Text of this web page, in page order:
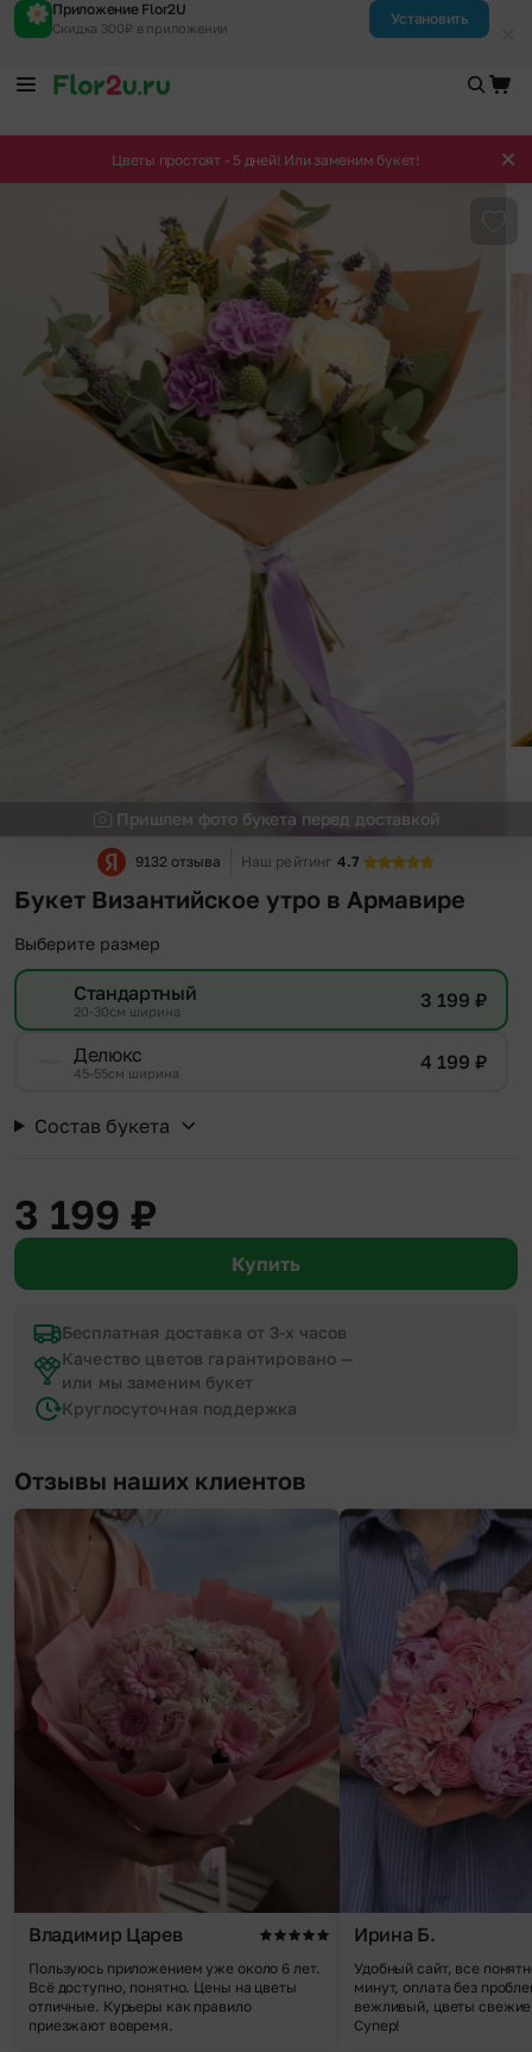
Приложение Flor2U
Скидка 300₽ в приложении
Установить
Цветы простоят - 5 дней! Или заменим букет!
Пришлем фото букета перед доставкой
9132 отзыва Наш рейтинг 4.7
Букет Византийское утро в Армавире
Выберите размер
Стандартный
20-30см ширина 3 199 ₽
Делюкс
45-55см ширина 4 199 ₽
Состав букета
3 199 ₽
Купить
Бесплатная доставка от 3-х часов
Качество цветов гарантировано —
или мы заменим букет
Круглосуточная поддержка
Отзывы наших клиентов
Владимир Царев
Пользуюсь приложением уже около 6 лет.
Всё доступно, понятно. Цены на цветы
отличные. Курьеры как правило
приезжают вовремя.
Ирина Б.
Удобный сайт, все
минут, оплата без
вежливый, цветы
Супер!